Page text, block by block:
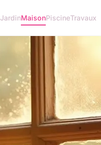
JardinMaisonPiscineTravaux